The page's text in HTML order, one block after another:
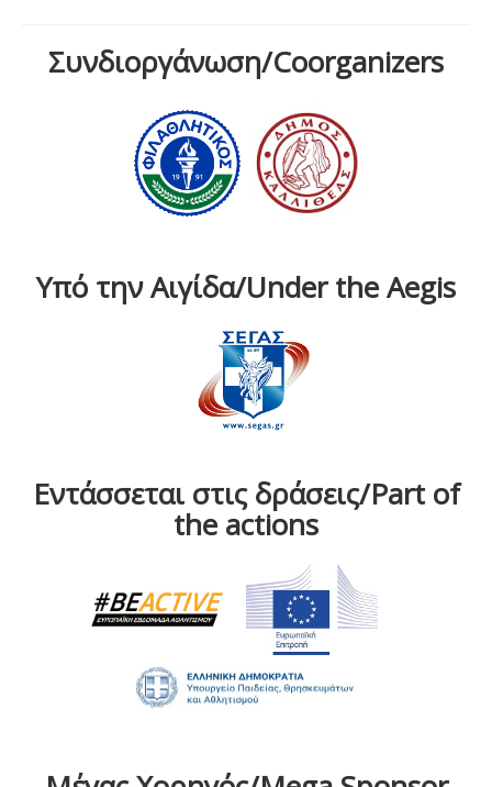
Συνδιοργάνωση/Coorganizers
Υπό την Αιγίδα/Under the Aegis
Εντάσσεται στις δράσεις/Part of
the actions